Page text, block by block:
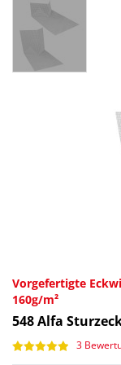
Vorgefertigte
160g/m²
548Alfa
3